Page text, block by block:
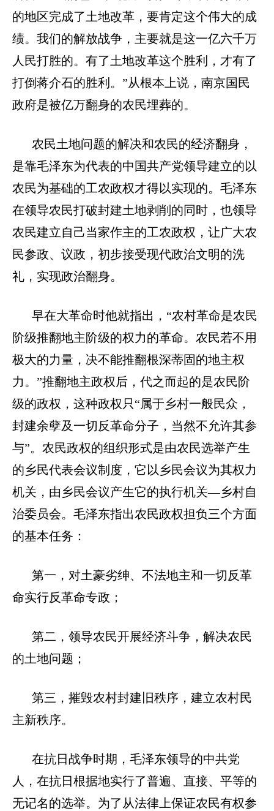
的地区完成了土地改革，要肯定这个伟大的成
绩。我们的解放战争，主要就是这一亿六千万
人民打胜的。有了土地改革这个胜利，才有了
打倒蒋介石的胜利。”从根本上说，南京国民
政府是被亿万翻身的农民埋葬的。
农民土地问题的解决和农民的经济翻身，
是靠毛泽东为代表的中国共产党领导建立的以
农民为基础的工农政权才得以实现的。毛泽东
在领导农民打破封建土地剥削的同时，也领导
农民建立自己当家作主的工农政权，让广大农
民参政、议政，初步接受现代政治文明的洗
礼，实现政治翻身。
早在大革命时他就指出， “农村革命是农民
阶级推翻地主阶级的权力的革命。农民若不用
极大的力量，决不能推翻根深蒂固的地主权
力。”推翻地主政权后，代之而起的是农民阶
级的政权，这种政权只“属于乡村一般民众，
封建余孽及一切反革命分子，当然不允许其参
与”。农民政权的组织形式是由农民选举产生
的乡民代表会议制度，它以乡民会议为其权力
机关，由乡民会议产生它的执行机关—乡村自
治委员会。毛泽东指出农民政权担负三个方面
的基本任务：
第一，对土豪劣绅、不法地主和一切反革
命实行反革命专政；
第二，领导农民开展经济斗争，解决农民
的土地问题；
第三，摧毁农村封建旧秩序，建立农村民
主新秩序。
在抗日战争时期，毛泽东领导的中共党
人，在抗日根据地实行了普遍、直接、平等的
无记名的选举。为了从法律上保证农民有权参